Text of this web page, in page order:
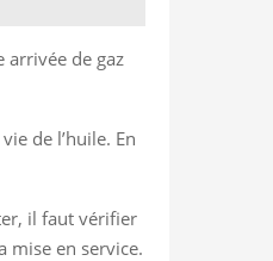
arrivée de gaz
de l’huile. En
il faut vérifier
mise en service.